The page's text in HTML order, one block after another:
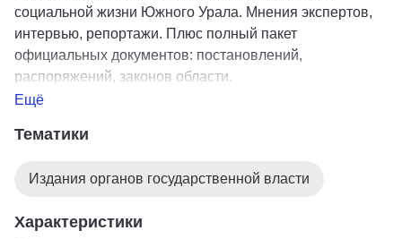
социальной жизни Южного Урала. Мнения экспертов,
интервью, репортажи. Плюс полный пакет
официальных документов: постановлений,
распоряжений, законов области.
Южноуральская панорама
Новости политики, экономики, культуры, спорта,
интервью, репортажи.
Ещё
Тематики
Издания органов государственной власти
Характеристики